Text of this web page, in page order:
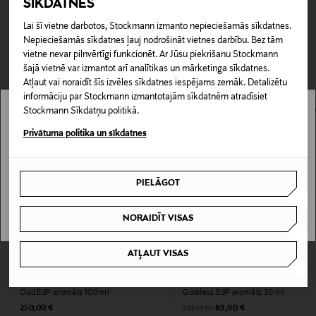
SĪKDATNES
Lai šī vietne darbotos, Stockmann izmanto nepieciešamās sīkdatnes.
Nepieciešamās sīkdatnes ļauj nodrošināt vietnes darbību. Bez tām
vietne nevar pilnvērtīgi funkcionēt. Ar Jūsu piekrišanu Stockmann
šajā vietnē var izmantot arī analītikas un mārketinga sīkdatnes.
Atļaut vai noraidīt šīs izvēles sīkdatnes iespējams zemāk. Detalizētu
informāciju par Stockmann izmantotajām sīkdatnēm atradīsiet
Stockmann Sīkdatņu politikā.
Privātuma politika un sīkdatnes
PIELĀGOT
NORAIDĪT VISAS
ATĻAUT VISAS
Produkta numurs
162366693
Informācija par izmēru
75 ml
Piegāde uz saņemšanas punktu
0,00 € – 4,90 €
Preces iespējams atgriezt 30 dienu laikā no pasūtījuma
saņemšanas brīža. Atgriešana ir bezmaksas, un par to nav
jāpaziņo iepriekš. Veselības un higiēnas apsvērumu dēļ
nedrīkst atdot atpakaļ aizzīmogotas preces, ja to zīmogs ir
atvērts. Aizzīmogotiem kosmētikas un dabiskiem līdzekļiem,
kas tiek atdoti atpakaļ, ir jābūt to sākotnējā neatvērtajā
iepakojumā.
PREČU ATGRIEŠANAS POLITIKA
CITI KLIENTI SKATĪJĀS ARĪ
Oud EdP aromāts 100 ml
Original Price
250,00 €
Goddess EdP aromāts 30 ml
sākot no Original Price
83,90 €
Stockmann nav pieejams tavā valstī.
I UNDERSTAND